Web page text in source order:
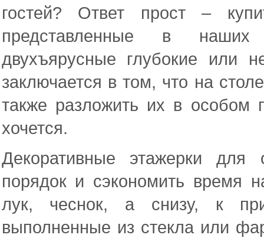
гостей? Ответ прост –
представленные в наших
двухъярусные глубокие или
заключается в том, что на
также разложить их в особом
хочется.
Декоративные этажерки
порядок и сэкономить время
лук, чеснок, а снизу, к
выполненные из стекла или